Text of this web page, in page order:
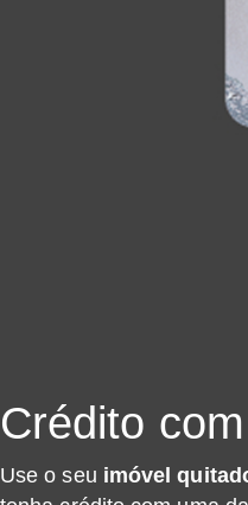
Crédito com
Use o seu imóvel